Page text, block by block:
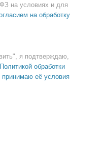
на условиях и для
на обработку
я подтверждаю,
Политикой обработки
её условия